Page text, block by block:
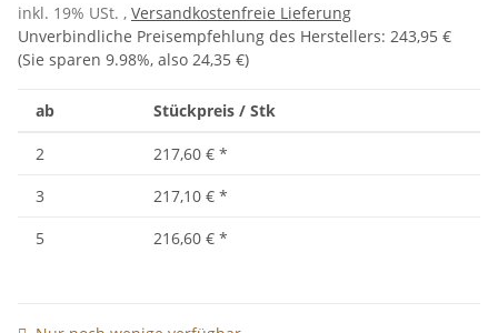
inkl. 19% USt. , Versandkostenfreie Lieferung
Unverbindliche Preisempfehlung des Herstellers: 243,95 €
(Sie sparen 9.98%, also 24,35 €)
ab Stückpreis / Stk
2 217,60 € *
3
217,10 € *
5
216,60 € *